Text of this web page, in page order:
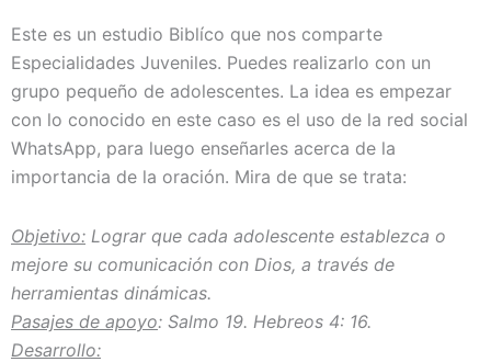
Este es un estudio Biblíco que nos comparte
Especialidades Juveniles. Puedes realizarlo con un
grupo pequeño de adolescentes. La idea es empezar
con lo conocido en este caso es el uso de la red social
WhatsApp, para luego enseñarles acerca de la
importancia de la oración. Mira de que se trata:
Objetivo: Lograr que cada adolescente establezca o
mejore su comunicación con Dios, a través de
herramientas dinámicas.
Pasajes de apoyo: Salmo 19. Hebreos 4: 16.
Desarrollo: